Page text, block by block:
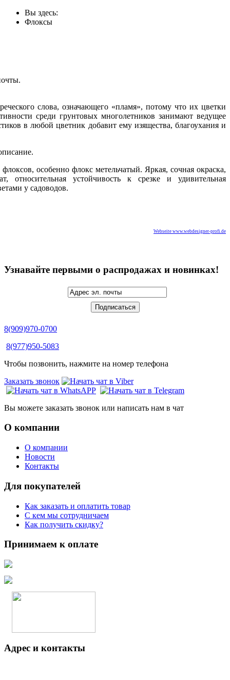
Вы здесь:
Флоксы
слова, означающего «пламя», потому что их цветки
среди грунтовых многолетников занимают ведущее
в любой цветник добавит ему изящества, благоухания и
особенно флокс метельчатый. Яркая, сочная окраска,
относительная устойчивость к срезке и удивительная
у садоводов.
Webseite www.webdesigner-profi.de
Узнавайте первыми о распродажах и новинках!
8(909)970-0700
8(977)950-5083
Чтобы позвонить, нажмите на номер телефона
Заказать звонок
Вы можете заказать звонок или написать нам в чат
О компании
О компании
Новости
Контакты
Для покупателей
Как заказать и оплатить товар
С кем мы сотрудничаем
Как получить скидку?
Принимаем к оплате
Адрес и контакты